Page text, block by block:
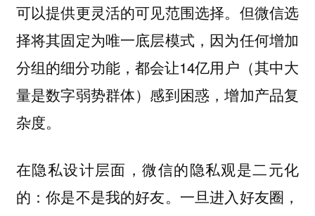
可以提供更灵活的可见范围选择。但微信选
择将其固定为唯一底层模式，因为任何增加
分组的细分功能，都会让14亿用户（其中大
量是数字弱势群体）感到困惑，增加产品复
杂度。
在隐私设计层面，微信的隐私观是二元化
的：你是不是我的好友。一旦进入好友圈，